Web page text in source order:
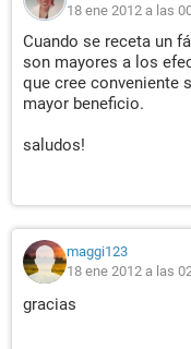
18 ene 2012 a las
Cuando se receta un
son mayores a los
que cree conveniente
mayor beneficio.
saludos!
maggi123
18 ene 2012 a las
gracias